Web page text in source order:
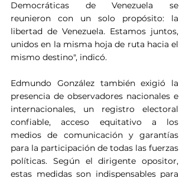
Democráticas de Venezuela se
reunieron con un solo propósito: la
libertad de Venezuela. Estamos juntos,
unidos en la misma hoja de ruta hacia el
mismo destino", indicó.
Edmundo González también exigió la
presencia de observadores nacionales e
internacionales, un registro electoral
confiable, acceso equitativo a los
medios de comunicación y garantías
para la participación de todas las fuerzas
políticas. Según el dirigente opositor,
estas medidas son indispensables para